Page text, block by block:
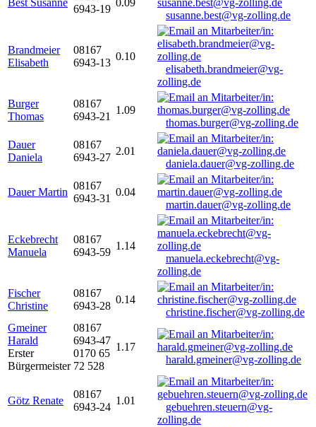
Best Susanne
6943-19
0.09
susanne.best@vg-zolling.de
Brandmeier
Elisabeth
08167
6943-13
0.10
elisabeth.brandmeier@vg-
zolling.de
Burger
Thomas
08167
6943-21
1.09
thomas.burger@vg-zolling.de
Dauer
Daniela
08167
6943-27
2.01
daniela.dauer@vg-zolling.de
Dauer Martin
08167
6943-31
0.04
martin.dauer@vg-zolling.de
Eckebrecht
Manuela
08167
6943-59
1.14
manuela.eckebrecht@vg-
zolling.de
Fischer
Christine
08167
6943-28
0.14
christine.fischer@vg-zolling.de
Gmeiner
Harald
Erster
Bürgermeister
08167
6943-47
0170 65
72 528
1.17
harald.gmeiner@vg-zolling.de
Götz Renate
08167
6943-24
1.01
gebuehren.steuern@vg-
zolling.de